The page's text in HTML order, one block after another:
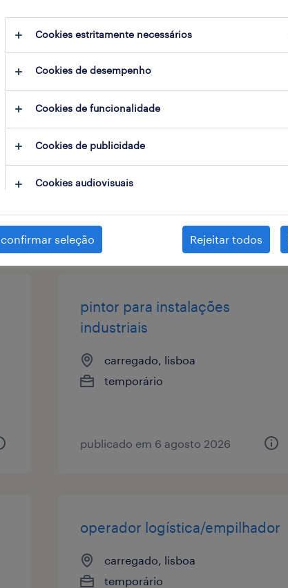
tipo de contrato
temporário
publicado em 6 agosto 2026
pintor para instalações
industriais
carregado, lisboa
temporário
publicado em 6 agosto 2026
operador logística/empilhador
carregado, lisboa
temporário
Cookies estritamente necessários
Cookies de desempenho
Cookies de funcionalidade
Cookies de publicidade
Cookies audiovisuais
confirmar seleção Rejeitar todos